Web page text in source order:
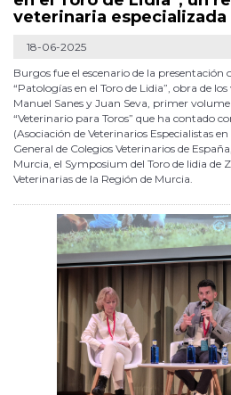
veterinaria especializada
18-06-2025
Burgos fue el escenario de la
“Patologías en el Toro de Lidia”, obra de
Manuel Sanes y Juan Seva, primer
“Veterinario para Toros” que ha contado
(Asociación de Veterinarios Especialistas
General de Colegios Veterinarios de
Murcia, el Symposium del Toro de lidia de
Veterinarias de la Región de Murcia.